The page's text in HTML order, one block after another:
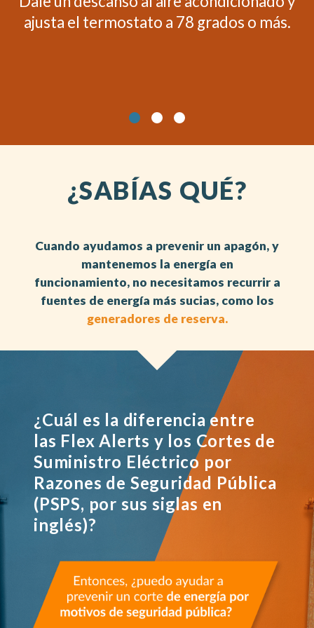
ajusta el termostato a 78 grados o más.
¿SABÍAS QUÉ?
Cuando ayudamos a prevenir un apagón, y
mantenemos la energía en
funcionamiento, no necesitamos recurrir a
fuentes de energía más sucias, como los
generadores de reserva.
¿Cuál es la diferencia entre
las Flex Alerts y los Cortes de
Suministro Eléctrico por
Razones de Seguridad Pública
(PSPS, por sus siglas en
inglés)?